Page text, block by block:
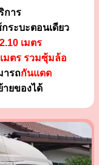
การ
ระบะตอนเดียว
2.10 เมตร
มตร รวมซุ้มล้อ
ารถกันแดด
ยของได้